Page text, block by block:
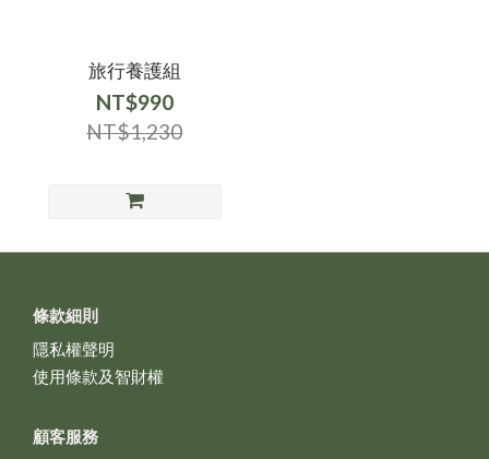
旅行養護組
NT$990
NT$1,230
條款細則
隱私權聲明
使用條款及智財權
顧客服務